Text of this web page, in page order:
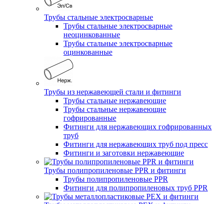
Трубы стальные электросварные
Трубы стальные электросварные
неоцинкованные
Трубы стальные электросварные
оцинкованные
Трубы из нержавеющей стали и фитинги
Трубы стальные нержавеющие
Трубы стальные нержавеющие
гофрированные
Фитинги для нержавеющих гофрированных
труб
Фитинги для нержавеющих труб под пресс
Фитинги и заготовки нержавеющие
Трубы полипропиленовые PPR и фитинги
Трубы полипропиленовые PPR
Фитинги для полипропиленовых труб PPR